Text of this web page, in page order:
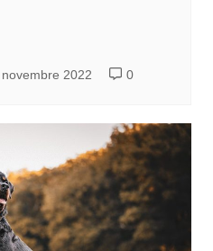
2022 0